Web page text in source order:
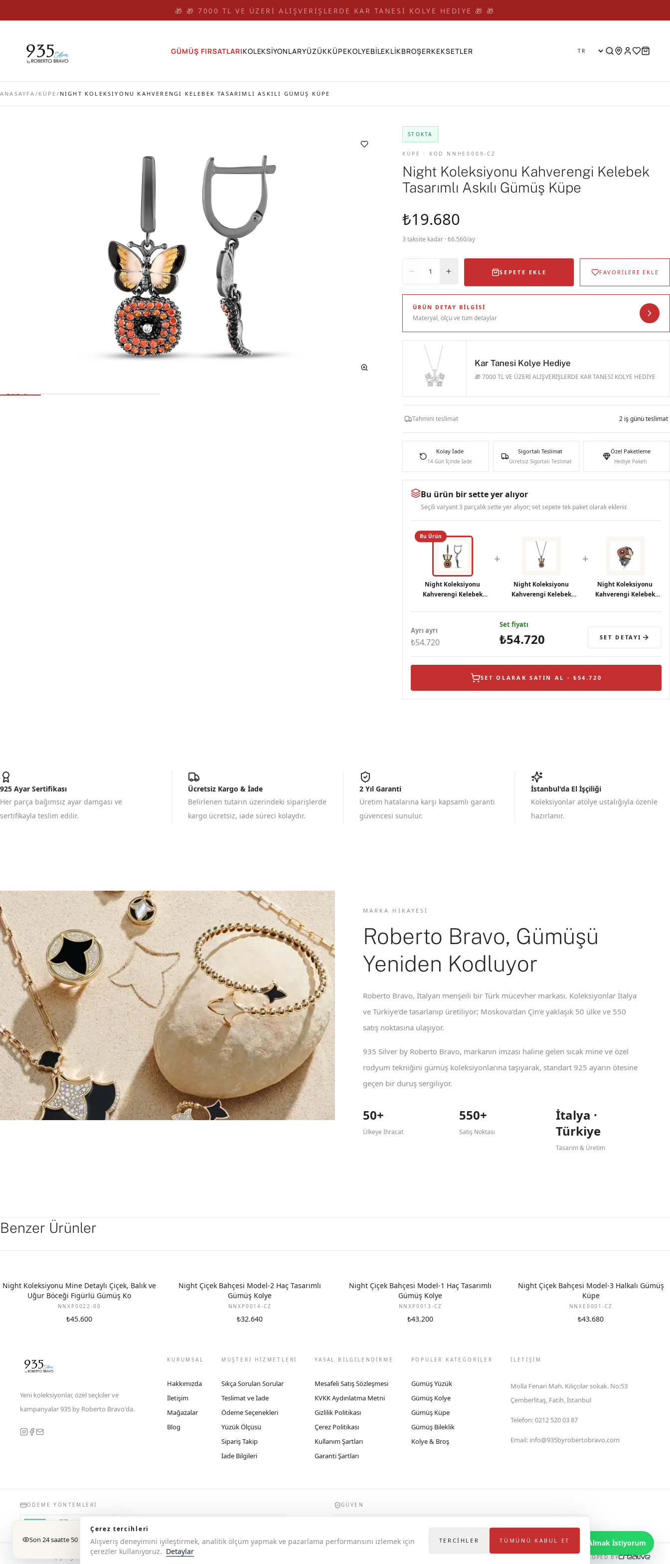
🎁 🎁 7000 TL VE ÜZERİ ALIŞVERİŞLERDE KAR TANESİ KOLYE HEDİYE 🎁 🎁
GÜMÜŞ FIRSATLARIKOLEKSİYONLARYÜZÜKKÜPEKOLYEBİLEKLİKBROŞERKEKSETLER
ANASAYFA / KÜPE / NIGHT KOLEKSIYONU KAHVERENGI KELEBEK TASARIMLI ASKILI GÜMÜŞ KÜPE
STOKTA
KÜPE · KOD NNHE0009-CZ
Night Koleksiyonu Kahverengi Kelebek
Tasarımlı Askılı Gümüş Küpe
Son 24 saatte 50 kişi baktı
₺19.680
3 taksite kadar · ₺6.560/ay
1 SEPETE EKLE FAVORİLERE EKLE
ÜRÜN DETAY BILGISI
Materyal, ölçü ve tüm detaylar
Kar Tanesi Kolye Hediye
🎁 7000 TL VE ÜZERİ ALIŞVERİŞLERDE KAR TANESİ KOLYE HEDİYE
Tahmini teslimat 2 iş günü teslimat
Kolay İade
14 Gün İçinde İade
Sigortalı Teslimat
Ücretsiz Sigortalı Teslimat
Özel Paketleme
Hediye Paketi
Bu ürün bir sette yer alıyor
Seçili varyant 3 parçalık sette yer alıyor; set sepete tek paket olarak eklenir.
Bu Ürün
Night Koleksiyonu
Kahverengi Kelebek
Küpe
+
Night Koleksiyonu
Kahverengi Kelebek
Kolye
+
Night Koleksiyonu
Kahverengi Kelebek
Ayrı ayrı
₺54.720
Set fiyatı
₺54.720 SET DETAYI
SET OLARAK SATIN AL - ₺54.720
925 Ayar Sertifikası
Her parça bağımsız ayar damgası ve
sertifikayla teslim edilir.
Ücretsiz Kargo & İade
Belirlenen tutarın üzerindeki siparişlerde
kargo ücretsiz, iade süreci kolaydır.
2 Yıl Garanti
Üretim hatalarına karşı kapsamlı garanti
güvencesi sunulur.
İstanbul'da El İşçiliği
Koleksiyonlar atölye ustalığıyla özenle
hazırlanır.
MARKA HIKAYESI
Roberto Bravo, Gümüşü
Yeniden Kodluyor
Roberto Bravo, İtalyan menşeili bir Türk mücevher markası. Koleksiyonlar İtalya
ve Türkiye'de tasarlanıp üretiliyor; Moskova'dan Çin'e yaklaşık 50 ülke ve 550
satış noktasına ulaşıyor.
935 Silver by Roberto Bravo, markanın imzası haline gelen sıcak mine ve özel
rodyum tekniğini gümüş koleksiyonlarına taşıyarak, standart 925 ayarın ötesine
geçen bir duruş sergiliyor.
50+
Ülkeye İhracat
550+
Satış Noktası
İtalya ·
Türkiye
Tasarım & Üretim
Benzer Ürünler
Night Koleksiyonu Mine Detaylı Çiçek, Balık ve
Uğur Böceği Figürlü Gümüş Ko
NNXP0022-00
₺45.600
Night Çiçek Bahçesi Model-2 Haç Tasarımlı
Gümüş Kolye
NNXP0014-CZ
₺32.640
Night Çiçek Bahçesi Model-1 Haç Tasarımlı
Gümüş Kolye
NNXP0013-CZ
₺43.200
Night Çiçek Bahçesi Model-3 Halkalı Gümüş
Küpe
NNXE0001-CZ
₺43.680
Yeni koleksiyonlar, özel seçkiler ve
kampanyalar 935 by Roberto Bravo'da.
KURUMSAL
Hakkımızda
İletişim
Mağazalar
Blog
MÜŞTERİ HİZMETLERİ
Sıkça Sorulan Sorular
Teslimat ve İade
Ödeme Seçenekleri
Yüzük Ölçüsü
Sipariş Takip
İade Bilgileri
YASAL BİLGİLENDİRME
Mesafeli Satış Sözleşmesi
KVKK Aydınlatma Metni
Gizlilik Politikası
Çerez Politikası
Kullanım Şartları
Garanti Şartları
POPÜLER KATEGORİLER
Gümüş Yüzük
Gümüş Kolye
Gümüş Küpe
Gümüş Bileklik
Kolye & Broş
İLETIŞIM
Molla Fenari Mah. Kılıçcılar sokak. No:53
Çemberlitaş, Fatih, İstanbul
Telefon:0212 520 03 87
Email: info@935byrobertobravo.com
ÖDEME YÖNTEMLERI GÜVEN
© 2026 Copyright 935 by Roberto Bravo DEVELOPED BY
Bilgi Almak İstiyorum
Çerez tercihleri
Alışveriş deneyimini iyileştirmek, analitik ölçüm yapmak ve pazarlama performansını izlemek için
çerezler kullanıyoruz. Detaylar
TERCIHLER TÜMÜNÜ KABUL ET